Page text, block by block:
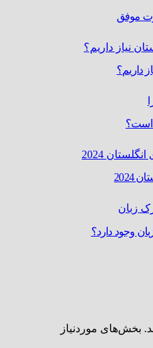
موفق
داریم؟
است؟
2024
وجود دارد؟
بخش‌های موردنیاز